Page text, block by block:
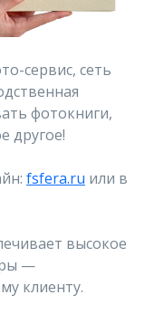
сервис, сеть
фотокниги,
другое!
fsfera.ru или в
высокое
—
клиенту.